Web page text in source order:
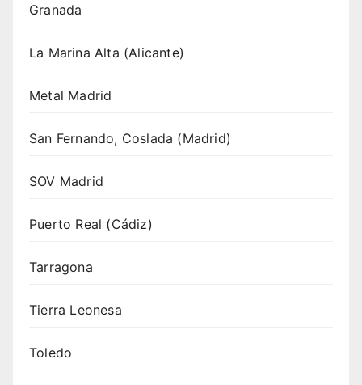
Granada
La Marina Alta (Alicante)
Metal Madrid
San Fernando, Coslada (Madrid)
SOV Madrid
Puerto Real (Cádiz)
Tarragona
Tierra Leonesa
Toledo